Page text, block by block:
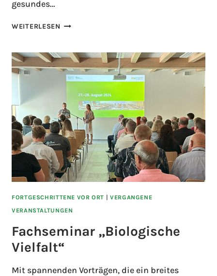
gesundes…
WEITERLESEN
FORTGESCHRITTENE VOR ORT |VERGANGENE
VERANSTALTUNGEN
Fachseminar „Biologische
Vielfalt“
Mit spannenden Vorträgen, die ein breites